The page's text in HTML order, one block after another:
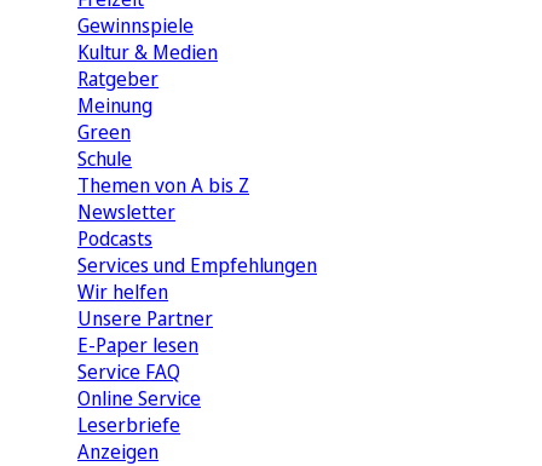
Gewinnspiele
Kultur & Medien
Ratgeber
Meinung
Green
Schule
Themen von A bis Z
Newsletter
Podcasts
Services und Empfehlungen
Wir helfen
Unsere Partner
E-Paper lesen
Service FAQ
Online Service
Leserbriefe
Anzeigen